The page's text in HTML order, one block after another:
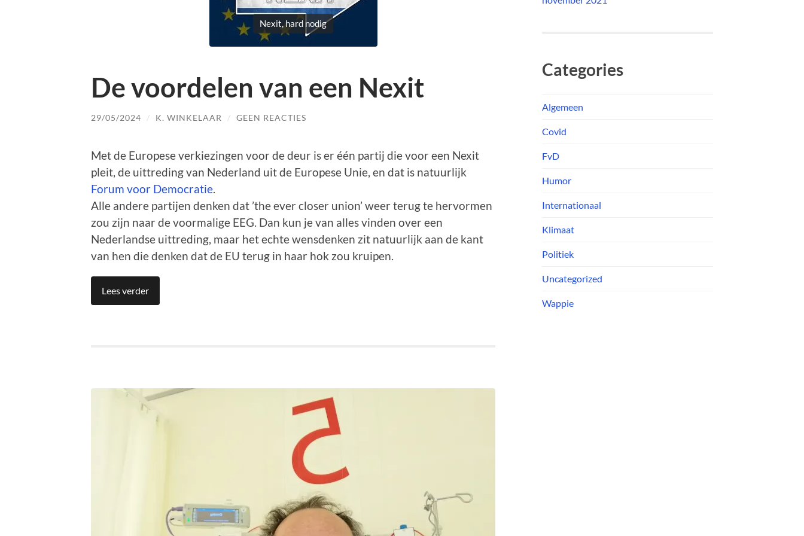
Nexit, hard nodig
De voordelen van een Nexit
29/05/2024 / K. WINKELAAR / GEEN REACTIES
Met de Europese verkiezingen voor de deur is er één partij die voor een Nexit
pleit, de uittreding van Nederland uit de Europese Unie, en dat is natuurlijk
Forum voor Democratie
Alle andere partijen denken dat ’the ever closer union’ weer terug te hervormen
zou zijn naar de voormalige EEG. Dan kun je van alles vinden over een
Nederlandse uittreding, maar het echte wensdenken zit natuurlijk aan de kant
van hen die denken dat de EU terug in haar hok zou kruipen.
Lees verder
Categories
Algemeen
Covid
FvD
Humor
Internationaal
Klimaat
Politiek
Uncategorized
Wappie